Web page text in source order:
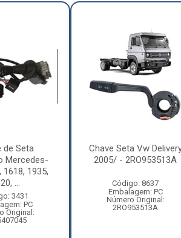
de Seta
Mercedes-
1618, 1935,
...
3431
PC
Original:
Chave Seta Vw
2005/ - 2RO953513A
Código: 8637
Embalagem: PC
Número Original:
2RO953513A